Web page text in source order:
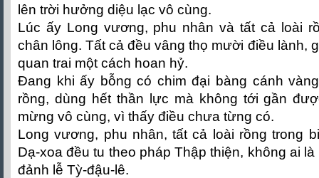
lên trời hưởng diệu lạc vô cùng.
Lúc ấy Long vương, phu nhân và tất cả loài
chân lông. Tất cả đều vâng thọ mười điều lành,
quan trai một cách hoan hỷ.
Đang khi ấy bỗng có chim đại bàng cánh
rồng, dùng hết thần lực mà không tới gần
mừng vô cùng, vì thấy điều chưa từng có.
Long vương, phu nhân, tất cả loài rồng trong
Dạ-xoa đều tu theo pháp Thập thiện, không ai
đảnh lễ Tỳ-đậu-lê.